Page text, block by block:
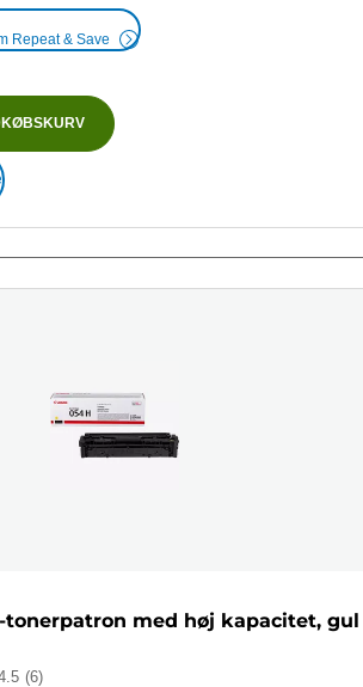
Repeat & Save
tonerpatron med høj kapacitet, gul
(6)